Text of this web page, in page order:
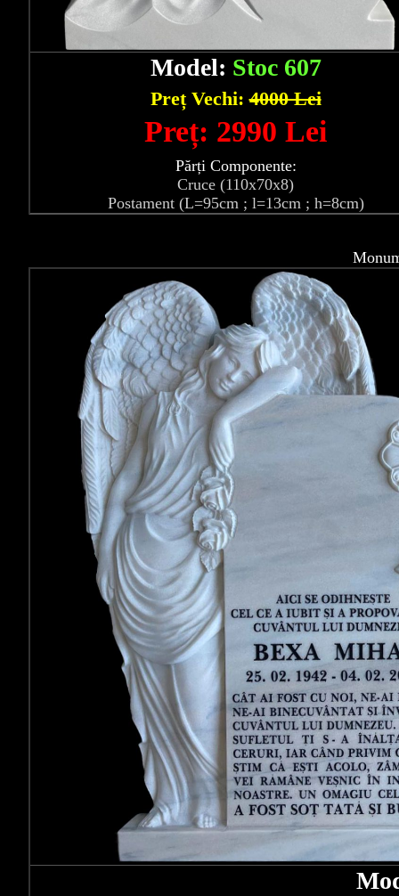
Model: Stoc 607
Preț Vechi:4000 Lei
Preț: 2990 Lei
Părți Componente:
Cruce (110x70x8)
Postament (L=95cm ; l=13cm ; h=8cm)